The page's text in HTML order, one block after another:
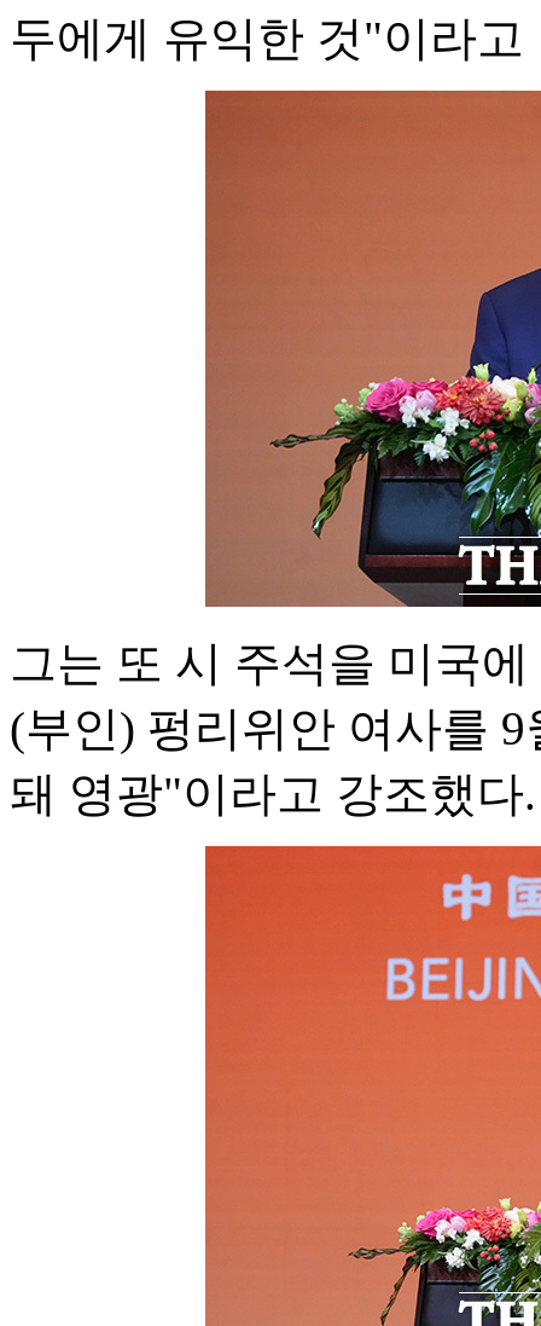
두에게 유익한 것"이라고
그는 또 시 주석을 미국
(부인) 펑리위안 여사를
돼 영광"이라고 강조했다.